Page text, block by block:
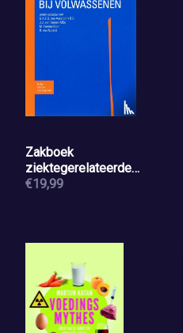
Zakboek
ziektegerelateerde
ondervoeding bij
€19,99